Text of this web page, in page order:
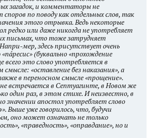
загадок, и комментаторы не
по поводу как отдельных слов, так
этого отрывка. Ведь некоторые
редко или даже никогда не употребляет
письмах, что тоже затрудняет
мер, здесь присутствует очень
«па́ресис» (буквально «прохождение
это слово употребляется в
смысле: «оставление без наказания», а
в переносном смысле «прощение».
встречается в Септуагинте, в Новом же
один раз, в этом стихе. И неизвестно, в
значении апостол употребляет слово
Выше уже говорилось, что, будучи
оно может означать не только
«праведность», «оправдание», но и